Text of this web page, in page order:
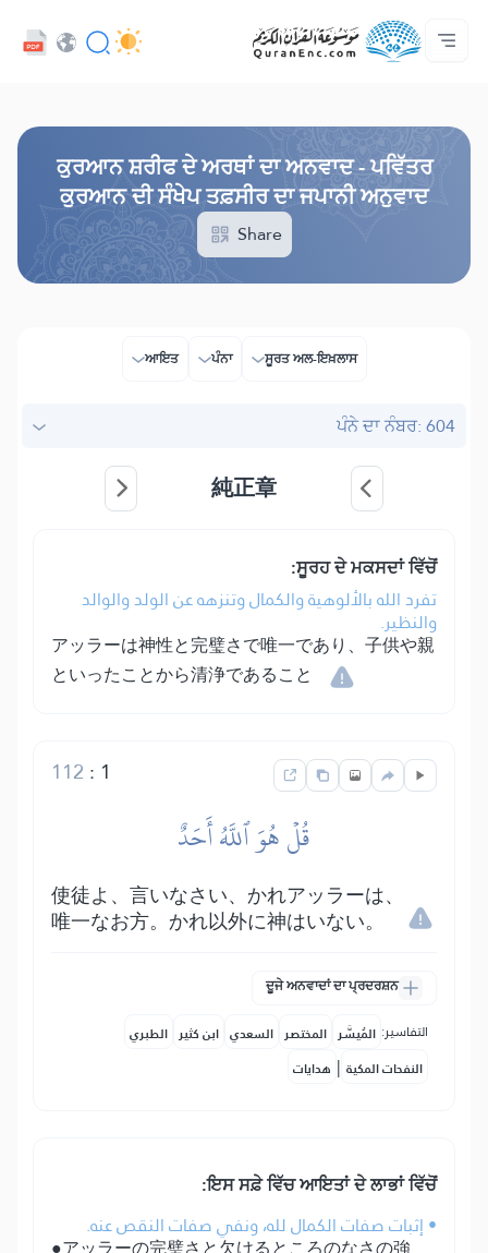
ਮੁੱਖ ਪੰਨਾ
ਅਨਵਾਦ ਦੀ ਸੂਚੀ
Audio
ਡਿਵੈਲਪਰ ਸੇਵਾਵਾਂ - API
ਪ੍ਰੋਜੈਕਟ ਬਾਰੇ
ਸਾਡੇ ਨਾਲ ਸੰਪਰਕ ਕਰੋ
ਭਾਸ਼ਾ
ਕੁਰਆਨ ਸ਼ਰੀਫ ਦੇ ਅਰਥਾਂ ਦਾ ਅਨਵਾਦ - ਪਵਿੱਤਰ
ਕੁਰਆਨ ਦੀ ਸੰਖੇਪ ਤਫ਼ਸੀਰ ਦਾ ਜਪਾਨੀ ਅਨੁਵਾਦ
Share
ਸੂਰਤ ਅਲ-ਇਖ਼ਲਾਸ
ਪੰਨਾ
ਆਇਤ
ਪੰਨੇ ਦਾ ਨੰਬਰ: 604
純正章
ਸੂਰਹ ਦੇ ਮਕਸਦਾਂ ਵਿੱਚੋਂ:
تفرد الله بالألوهية والكمال وتنزهه عن الولد والوالد
والنظير.
アッラーは神性と完璧さで唯一であり、子供や親
といったことから清浄であること
1
:
112
قُلۡ هُوَ ٱللَّهُ أَحَدٌ
使徒よ、言いなさい、かれアッラーは、
唯一なお方。かれ以外に神はいない。
ਦੂਜੇ ਅਨਵਾਦਾਂ ਦਾ ਪ੍ਰਦਰਸ਼ਨ
التفاسير: المُيسَّر المختصر السعدي ابن كثير الطبري
النفحات المكية | هدايات
ਇਸ ਸਫ਼ੇ ਵਿੱਚ ਆਇਤਾਂ ਦੇ ਲਾਭਾਂ ਵਿੱਚੋਂ:
• إثبات صفات الكمال لله، ونفي صفات النقص عنه.